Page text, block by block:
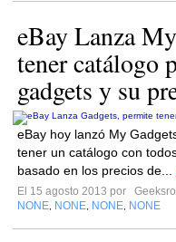
eBay Lanza
tener catálogo
gadgets y su
eBay hoy lanzó My
tener un catálogo con
basado en los precios de...
El 15 agosto 2013 por
NONE NONE NONE NONE